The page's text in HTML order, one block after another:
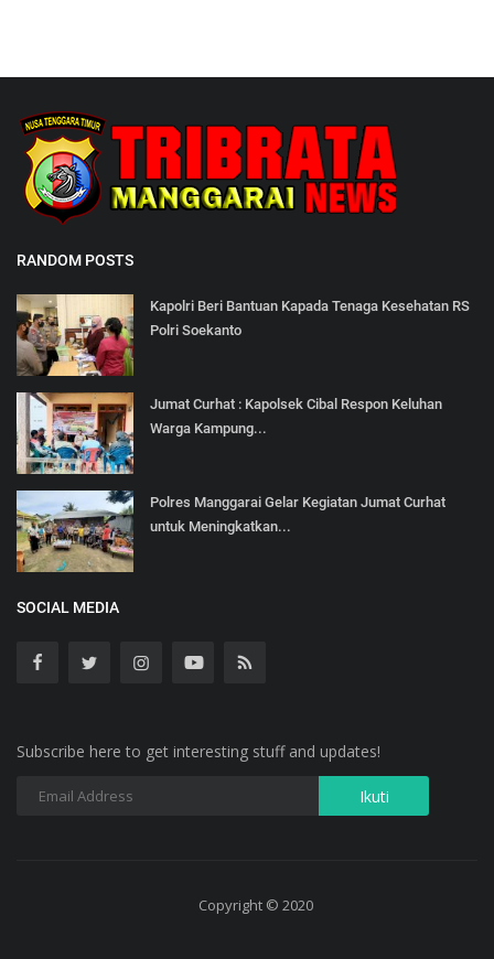
RANDOM POSTS
Kapolri Beri Bantuan Kapada Tenaga Kesehatan RS
Polri Soekanto
Jumat Curhat : Kapolsek Cibal Respon Keluhan
Warga Kampung...
Polres Manggarai Gelar Kegiatan Jumat Curhat
untuk Meningkatkan...
SOCIAL MEDIA
Subscribe here to get interesting stuff and updates!
Copyright © 2020